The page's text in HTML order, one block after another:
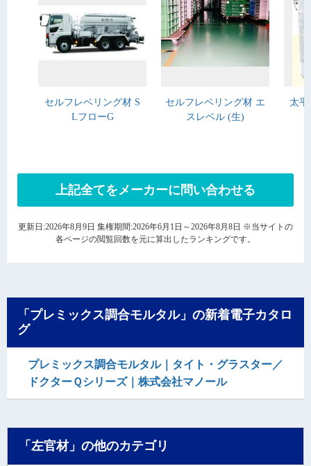
セルフレベリング材 S
LフローG
セルフレベリング材 エ
スレベル (生)
太
上記全てをメーカーに問い合わせる
更新日:2026年8月9日 集権期間:2026年6月1日～2026年8月8日 ※当サイトの
各ページの閲覧回数を元に算出したランキングです。
「プレミックス調合モルタル」の新着電子カタロ
グ
プレミックス調合モルタル｜タイト・グラスター／
ドクターＱシリーズ｜株式会社マノール
「左官材」の他のカテゴリ